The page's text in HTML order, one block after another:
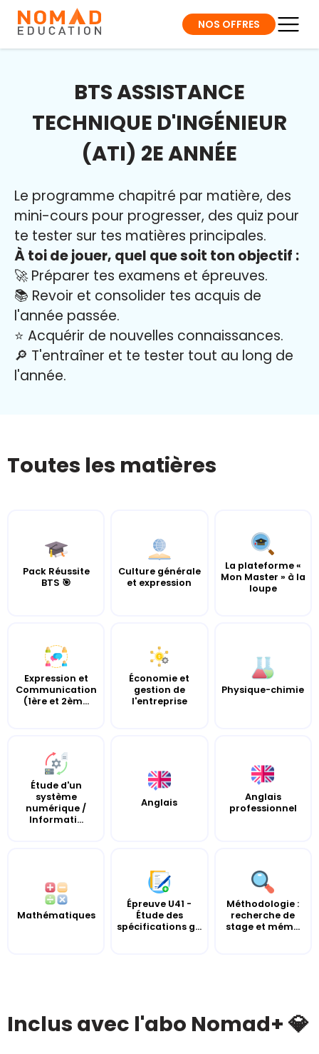
NOS OFFRES
BTS ASSISTANCE
TECHNIQUE D'INGÉNIEUR
(ATI) 2E ANNÉE
Le programme chapitré par matière, des
mini-cours pour progresser, des quiz pour
te tester sur tes matières principales.
À toi de jouer, quel que soit ton objectif :
🚀 Préparer tes examens et épreuves.
📚 Revoir et consolider tes acquis de
l'année passée.
⭐️ Acquérir de nouvelles connaissances.
🔎 T'entraîner et te tester tout au long de
l'année.
Toutes les matières
Pack Réussite
BTS 🎯
Culture générale
et expression
La plateforme «
Mon Master » à la
loupe
Expression et
Communication
(1ère et 2èm...
Économie et
gestion de
l'entreprise
Physique-chimie
Étude d'un
système
numérique /
Informati...
Anglais
Anglais
professionnel
Mathématiques
Épreuve U41 -
Étude des
spécifications g...
Méthodologie :
recherche de
stage et mém...
Inclus avec l'abo Nomad+ 💎